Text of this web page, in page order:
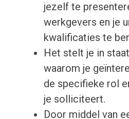
jezelf te
werkgevers en je
kwalificaties te
Het stelt je in
waarom je
de specifieke rol
je solliciteert.
Door middel van